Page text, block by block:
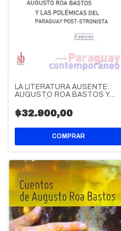
LA LITERATURA AUSENTE:
AUGUSTO ROA BASTOS Y
PARAGUAY POST-STRONISTA
$32.900,00